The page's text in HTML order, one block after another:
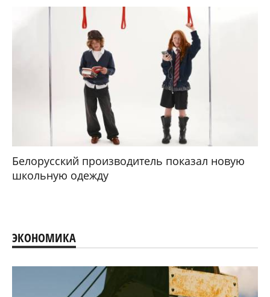
Белорусский производитель показал новую
школьную одежду
ЭКОНОМИКА